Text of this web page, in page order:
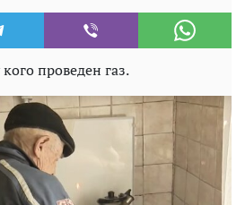
кого проведен газ.